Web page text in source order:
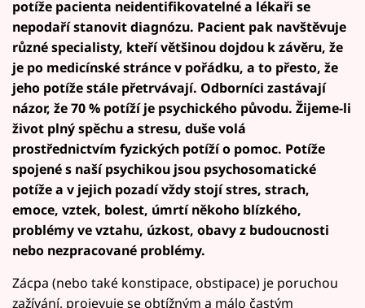
potíže pacienta neidentifikovatelné a lékaři se
nepodaří stanovit diagnózu. Pacient pak navštěvuje
různé specialisty, kteří většinou dojdou k závěru, že
je po medicínské stránce v pořádku, a to přesto, že
jeho potíže stále přetrvávají. Odborníci zastávají
názor, že 70 % potíží je psychického původu. Žijeme-li
život plný spěchu a stresu, duše volá
prostřednictvím fyzických potíží o pomoc. Potíže
spojené s naší psychikou jsou psychosomatické
potíže a v jejich pozadí vždy stojí stres, strach,
emoce, vztek, bolest, úmrtí někoho blízkého,
problémy ve vztahu, úzkost, obavy z budoucnosti
nebo nezpracované problémy.
Zácpa (nebo také konstipace, obstipace) je poruchou
zažívání, projevuje se obtížným a málo častým